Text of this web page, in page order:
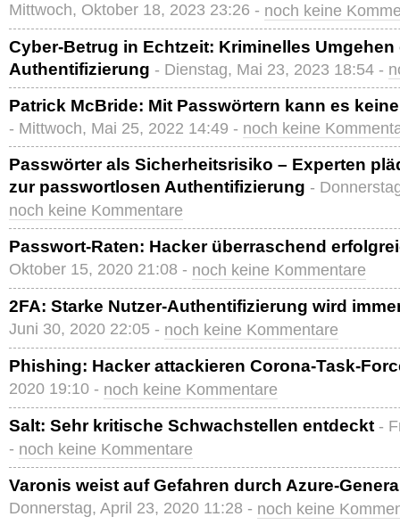
Mittwoch, Oktober 18, 2023 23:26 - noch keine
Cyber-Betrug in Echtzeit: Kriminelles
Authentifizierung - Dienstag, Mai 23, 2023 18:54 -
Patrick McBride: Mit Passwörtern kann es
- Mittwoch, Mai 25, 2022 14:49 - noch keine
Passwörter als Sicherheitsrisiko – Experten
zur passwortlosen Authentifizierung -
noch keine Kommentare
Passwort-Raten: Hacker überraschend
Oktober 15, 2020 21:08 - noch keine Kommentare
2FA: Starke Nutzer-Authentifizierung wird
Juni 30, 2020 22:05 - noch keine Kommentare
Phishing: Hacker attackieren Corona-Task-
2020 19:10 - noch keine Kommentare
Salt: Sehr kritische Schwachstellen entdeckt -
- noch keine Kommentare
Varonis weist auf Gefahren durch Azure-
Donnerstag, April 23, 2020 11:28 - noch keine